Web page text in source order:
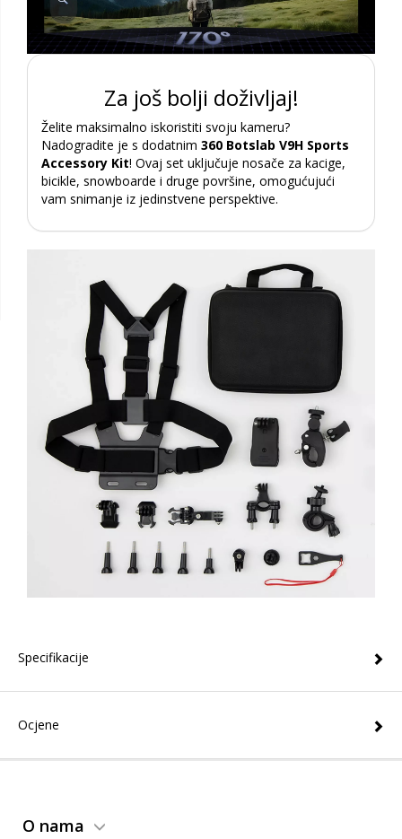
Za još bolji doživljaj!
Želite maksimalno iskoristiti svoju kameru?
Nadogradite je s dodatnim 360 Botslab V9H Sports
Accessory Kit! Ovaj set uključuje nosače za kacige,
bicikle, snowboarde i druge površine, omogućujući
vam snimanje iz jedinstvene perspektive.
Specifikacije
Ocjene
O nama